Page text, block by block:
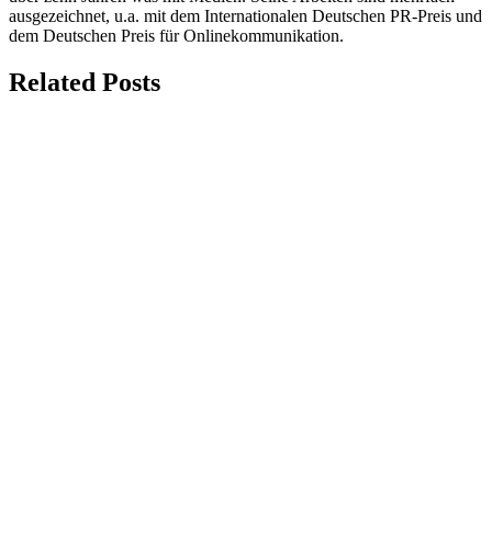
ausgezeichnet, u.a. mit dem Internationalen Deutschen PR-Preis und
dem Deutschen Preis für Onlinekommunikation.
Related Posts